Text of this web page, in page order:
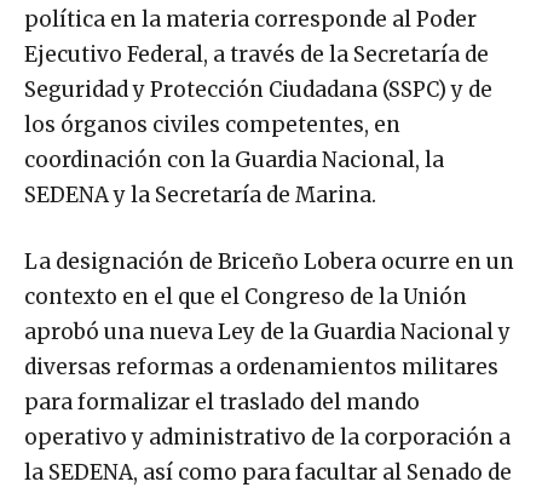
política en la materia corresponde al Poder
Ejecutivo Federal, a través de la Secretaría de
Seguridad y Protección Ciudadana (SSPC) y de
los órganos civiles competentes, en
coordinación con la Guardia Nacional, la
SEDENA y la Secretaría de Marina.
La designación de Briceño Lobera ocurre en un
contexto en el que el Congreso de la Unión
aprobó una nueva Ley de la Guardia Nacional y
diversas reformas a ordenamientos militares
para formalizar el traslado del mando
operativo y administrativo de la corporación a
la SEDENA, así como para facultar al Senado de